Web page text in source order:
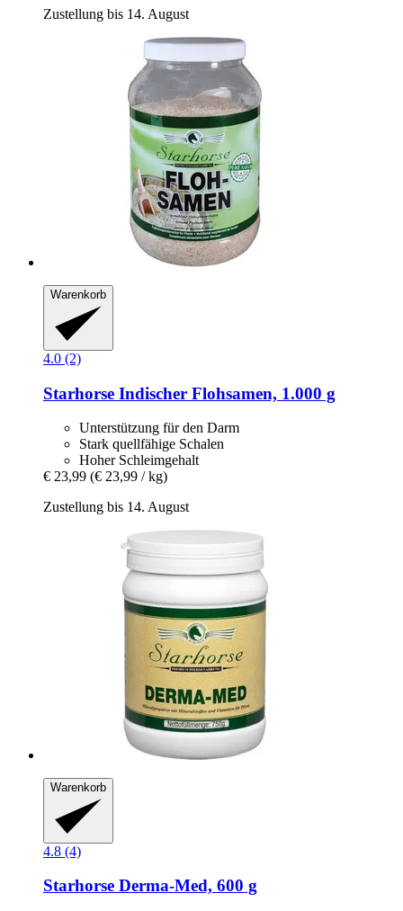
Zustellung bis 14. August
Warenkorb
4.0 (2)
Starhorse Indischer Flohsamen, 1.000 g
Unterstützung für den Darm
Stark quellfähige Schalen
Hoher Schleimgehalt
€ 23,99 (€ 23,99 / kg)
Zustellung bis 14. August
Warenkorb
4.8 (4)
Starhorse Derma-​Med, 600 g